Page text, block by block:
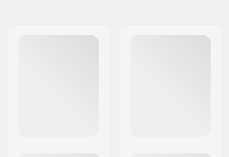
ägs och drivs av surfare och är dedikerat till att